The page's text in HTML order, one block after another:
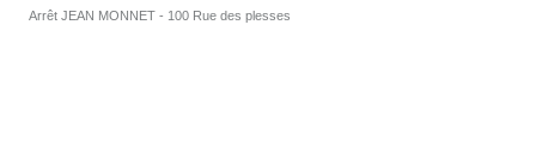
Arrêt JEAN MONNET - 100 Rue des plesses